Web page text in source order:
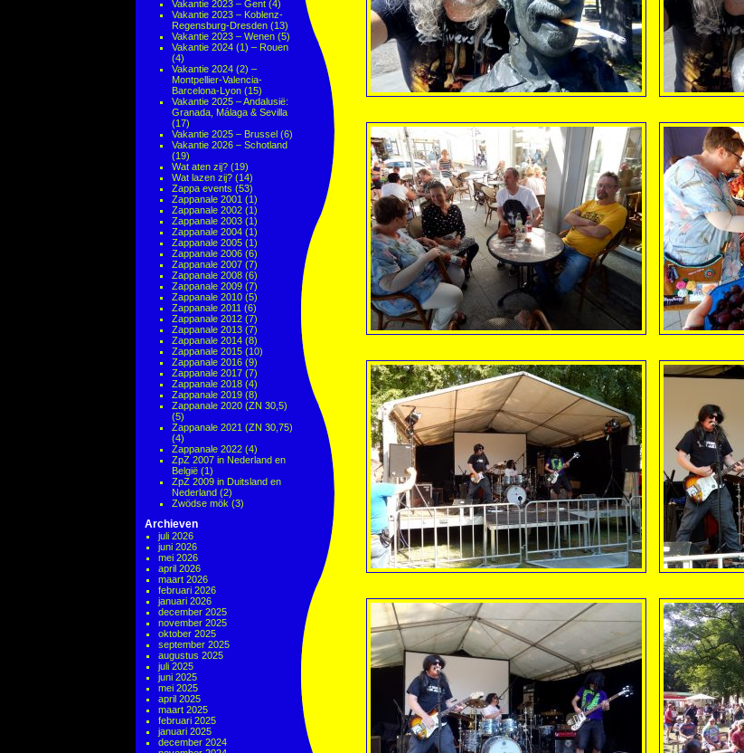
Vakantie 2023 – Gent (4)
Vakantie 2023 – Koblenz-
Regensburg-Dresden (13)
Vakantie 2023 – Wenen (5)
Vakantie 2024 (1) – Rouen
(4)
Vakantie 2024 (2) –
Montpellier-Valencia-
Barcelona-Lyon (15)
Vakantie 2025 – Andalusië:
Granada, Málaga & Sevilla
(17)
Vakantie 2025 – Brussel (6)
Vakantie 2026 – Schotland
(19)
Wat aten zij? (19)
Wat lazen zij? (14)
Zappa events (53)
Zappanale 2001 (1)
Zappanale 2002 (1)
Zappanale 2003 (1)
Zappanale 2004 (1)
Zappanale 2005 (1)
Zappanale 2006 (6)
Zappanale 2007 (7)
Zappanale 2008 (6)
Zappanale 2009 (7)
Zappanale 2010 (5)
Zappanale 2011 (6)
Zappanale 2012 (7)
Zappanale 2013 (7)
Zappanale 2014 (8)
Zappanale 2015 (10)
Zappanale 2016 (9)
Zappanale 2017 (7)
Zappanale 2018 (4)
Zappanale 2019 (8)
Zappanale 2020 (ZN 30,5)
(5)
Zappanale 2021 (ZN 30,75)
(4)
Zappanale 2022 (4)
ZpZ 2007 in Nederland en
België (1)
ZpZ 2009 in Duitsland en
Nederland (2)
Zwödse mök (3)
Archieven
juli 2026
juni 2026
mei 2026
april 2026
maart 2026
februari 2026
januari 2026
december 2025
november 2025
oktober 2025
september 2025
augustus 2025
juli 2025
juni 2025
mei 2025
april 2025
maart 2025
februari 2025
januari 2025
december 2024